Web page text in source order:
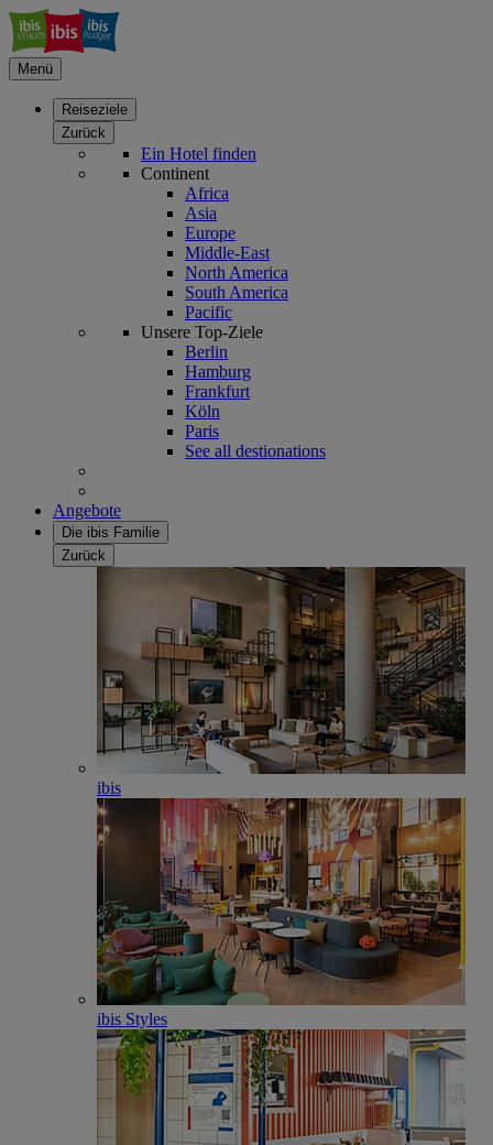
Menü
Reiseziele
Zurück
Ein Hotel finden
Continent
Africa
Asia
Europe
Middle-East
North America
South America
Pacific
Unsere Top-Ziele
Berlin
Hamburg
Frankfurt
Köln
Paris
See all destionations
Angebote
Die ibis Familie
Zurück
ibis
ibis Styles